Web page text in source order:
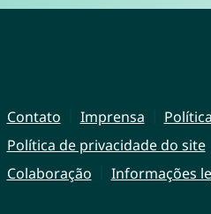
Contato Imprensa
Política de privacidade do site
Colaboração
Informações